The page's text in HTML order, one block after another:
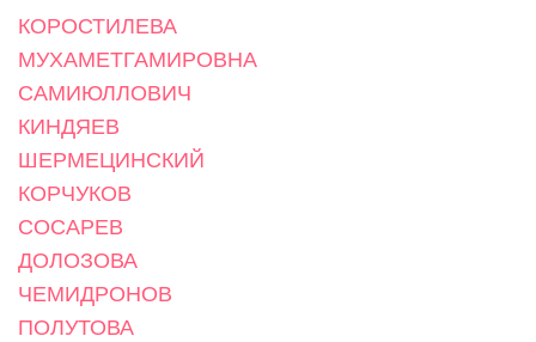
КОРОСТИЛЕВА
МУХАМЕТГАМИРОВНА
САМИЮЛЛОВИЧ
КИНДЯЕВ
ШЕРМЕЦИНСКИЙ
КОРЧУКОВ
СОСАРЕВ
ДОЛОЗОВА
ЧЕМИДРОНОВ
ПОЛУТОВА